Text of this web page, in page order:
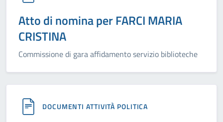
Atto di nomina per FARCI MARIA
CRISTINA
Commissione di gara affidamento servizio biblioteche
DOCUMENTI ATTIVITÀ POLITICA